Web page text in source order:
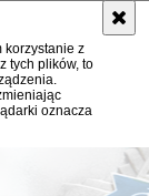
korzystanie z
tych plików, to
oznacza